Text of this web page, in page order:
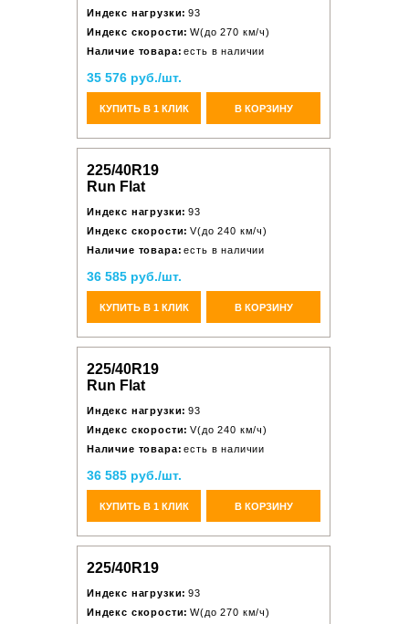
Индекс нагрузки: 93
Индекс скорости: W(до 270 км/ч)
Наличие товара: есть в наличии
35 576 руб./шт.
КУПИТЬ В 1 КЛИК В КОРЗИНУ
225/40R19
Run Flat
Индекс нагрузки: 93
Индекс скорости: V(до 240 км/ч)
Наличие товара: есть в наличии
36 585 руб./шт.
КУПИТЬ В 1 КЛИК В КОРЗИНУ
225/40R19
Run Flat
Индекс нагрузки: 93
Индекс скорости: V(до 240 км/ч)
Наличие товара: есть в наличии
36 585 руб./шт.
КУПИТЬ В 1 КЛИК В КОРЗИНУ
225/40R19
Индекс нагрузки: 93
Индекс скорости: W(до 270 км/ч)